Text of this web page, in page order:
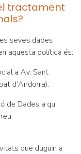
tractament
seves dades
aquesta política és:
a Av. Sant
d'Andorra).
de Dades a qui
que duguin a